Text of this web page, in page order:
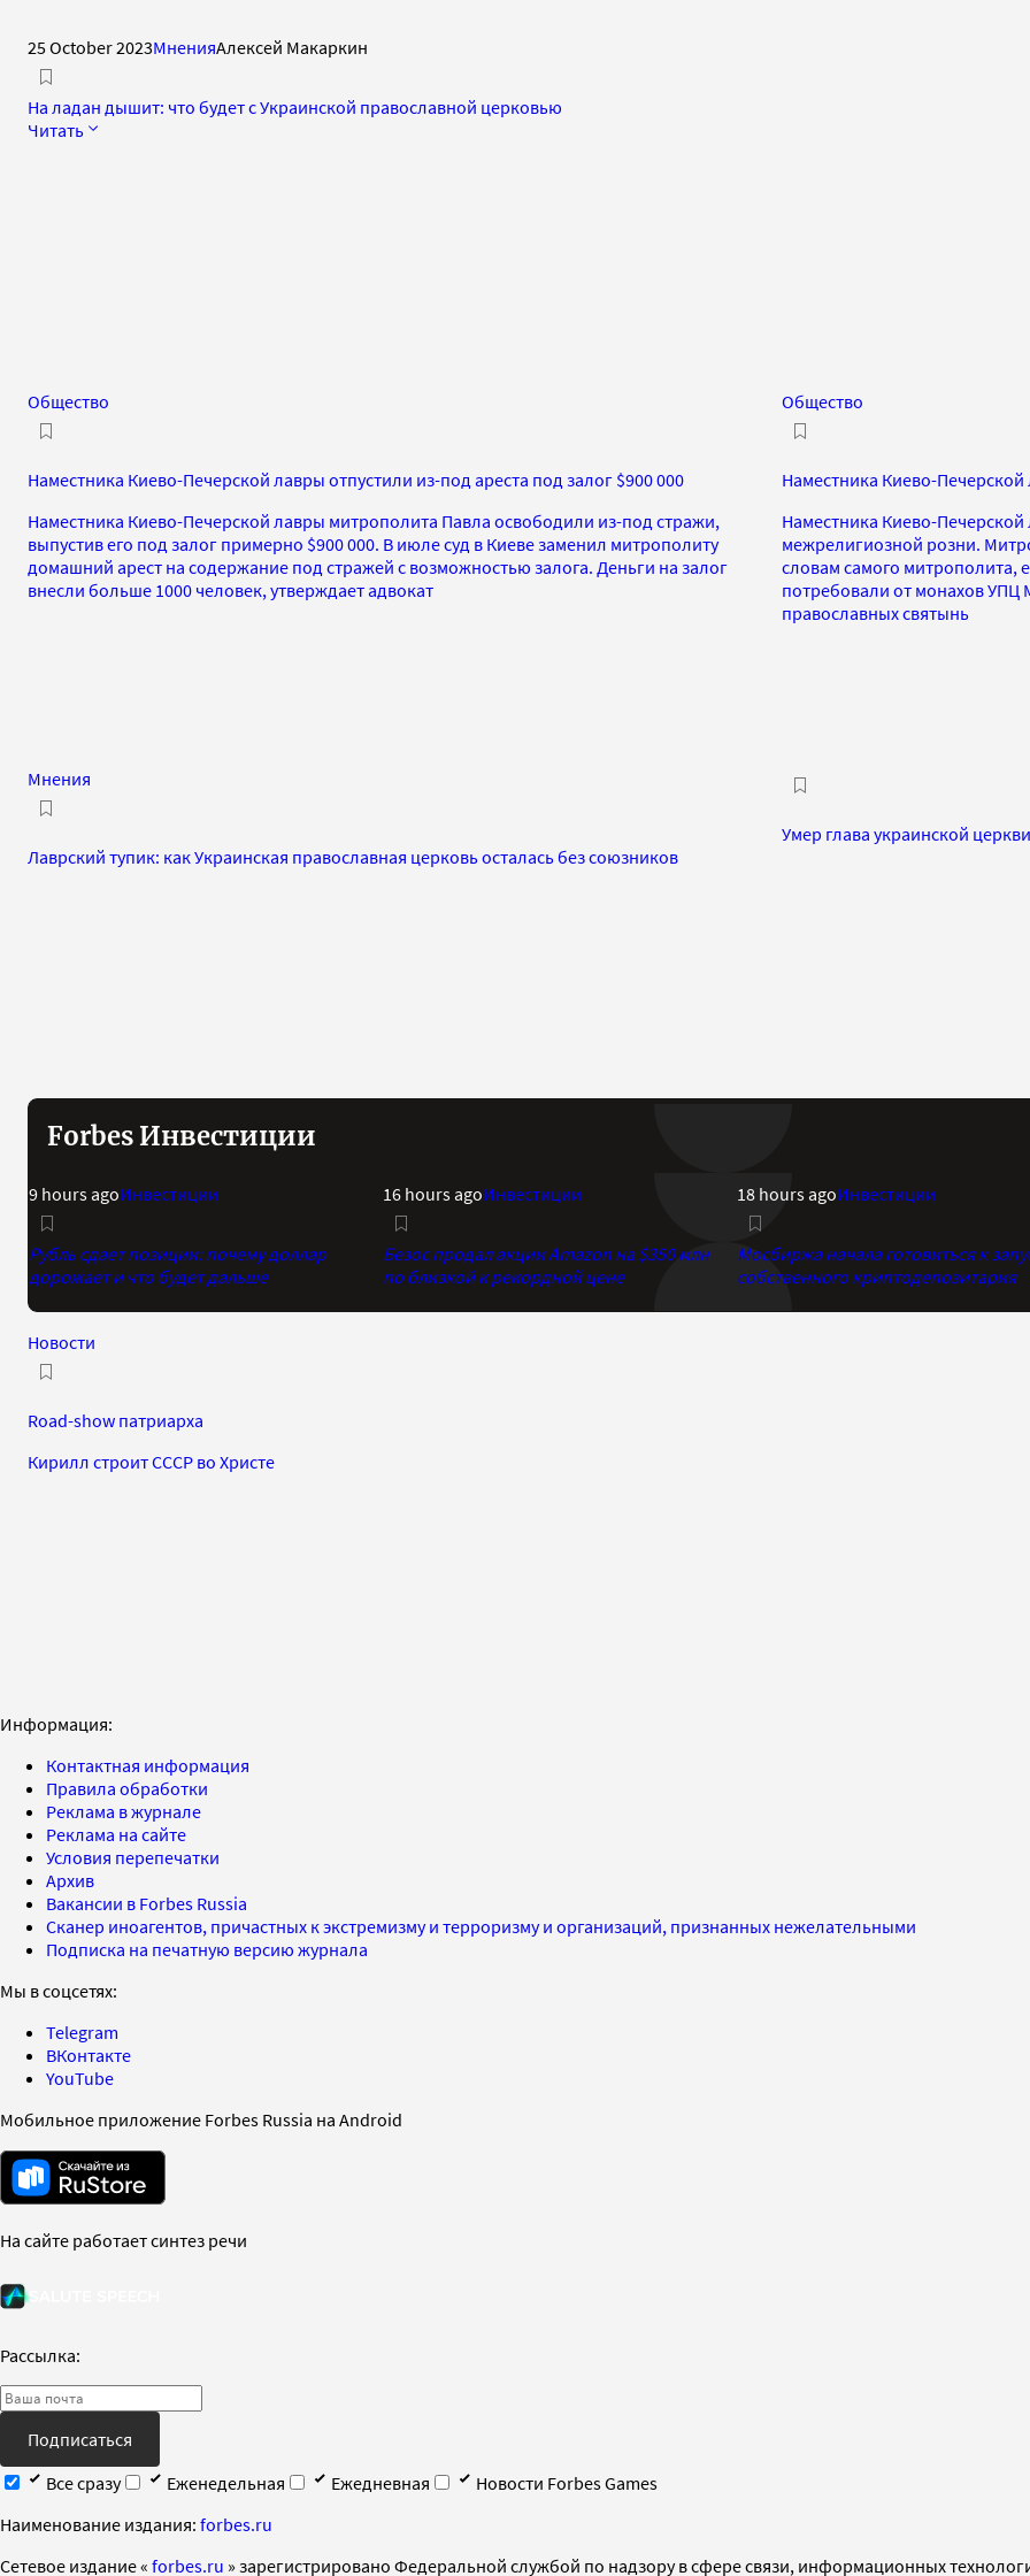
25 October 2023МненияАлексей Макаркин
На ладан дышит: что будет с Украинской православной церковью
Читать
Общество
Наместника Киево-Печерской лавры отпустили из-под ареста под залог $900 000
Наместника Киево-Печерской лавры митрополита Павла освободили из-под стражи,
выпустив его под залог примерно $900 000. В июле суд в Киеве заменил митрополиту
домашний арест на содержание под стражей с возможностью залога. Деньги на залог
внесли больше 1000 человек, утверждает адвокат
Общество
Наместника Киево-
Наместника Киево-
межрелигиозной розни.
словам самого митрополита,
потребовали от монахов УПЦ
православных святынь
Мнения
Лаврский тупик: как Украинская православная церковь осталась без союзников
Умер глава украинской
Forbes Инвестиции
9 hours agoИнвестиции
Рубль сдает позиции: почему доллар
дорожает и что будет дальше
16 hours agoИнвестиции
Безос продал акции Amazon на $350 млн
по близкой к рекордной цене
18 hours agoИнвестиции
Мосбиржа начала готовиться к
собственного криптодепозитария
Новости
Road-show патриарха
Кирилл строит СССР во Христе
Информация:
Контактная информация
Правила обработки
Реклама в журнале
Реклама на сайте
Условия перепечатки
Архив
Вакансии в Forbes Russia
Сканер иноагентов, причастных к экстремизму и терроризму и организаций, признанных нежелательными
Подписка на печатную версию журнала
Мы в соцсетях:
Telegram
ВКонтакте
YouTube
Мобильное приложение Forbes Russia на Android
На сайте работает синтез речи
Рассылка:
Подписаться
Все сразу
Еженедельная Ежедневная
Новости Forbes Games
Наименование издания: forbes.ru
Cетевое издание « forbes.ru » зарегистрировано Федеральной службой по надзору в сфере связи, информационных